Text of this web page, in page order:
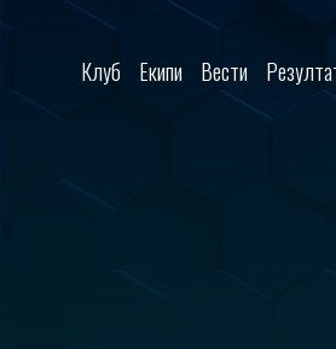
Skip to content
Клуб Екипи Вести